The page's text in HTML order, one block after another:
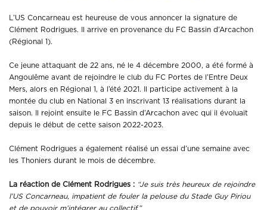
L’US Concarneau est heureuse de vous annoncer la signature de
Clément Rodrigues. Il arrive en provenance du FC Bassin d’Arcachon
(Régional 1).
Ce jeune attaquant de 22 ans, né le 4 décembre 2000, a été formé à
Angoulême avant de rejoindre le club du FC Portes de l’Entre Deux
Mers, alors en Régional 1, à l’été 2021. Il participe activement à la
montée du club en National 3 en inscrivant 13 réalisations durant la
saison. Il rejoint ensuite le FC Bassin d’Arcachon avec qui il évoluait
depuis le début de cette saison 2022-2023.
Clément Rodrigues a également réalisé un essai d’une semaine avec
les Thoniers durant le mois de décembre.
La réaction de Clément Rodrigues : “Je suis très heureux de rejoindre
l’US Concarneau, impatient de fouler la pelouse du Stade Guy Piriou
et de pouvoir m’intégrer au collectif.”